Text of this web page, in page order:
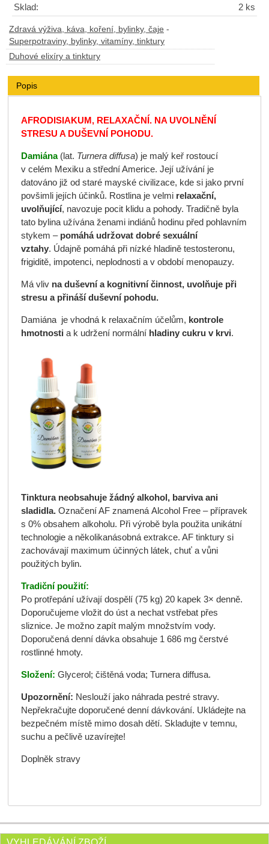
Sklad:
2 ks
Zdravá výživa, káva, koření, bylinky, čaje -
Superpotraviny, bylinky, vitamíny, tinktury
Duhové elixíry a tinktury
Popis
AFRODISIAKUM, RELAXAČNÍ. NA UVOLNĚNÍ
STRESU A DUŠEVNÍ POHODU.
Damiána(lat. Turnera diffusa) je malý keř rostoucí
v celém Mexiku a střední Americe. Její užívání je
datováno již od staré mayské civilizace, kde si jako první
povšimli jejích účinků. Rostlina je velmi relaxační,
uvolňující, navozuje pocit klidu a pohody. Tradičně byla
tato bylina užívána ženami indiánů hodinu před pohlavním
stykem – pomáhá udržovat dobré sexuální
vztahy. Údajně pomáhá při nízké hladině testosteronu,
frigiditě, impotenci, neplodnosti a v období menopauzy.
Má vlivna duševní a kognitivní činnost, uvolňuje při
stresu a přináší duševní pohodu.
Damiána je vhodná k relaxačním účelům, kontrole
hmotnosti a k udržení normální hladiny cukru v krvi.
Tinktura neobsahuje žádný alkohol, barviva ani
sladidla. Označení AF znamená Alcohol Free – přípravek
s 0% obsahem alkoholu. Při výrobě byla použita unikátní
technologie a několikanásobná extrakce. AF tinktury si
zachovávají maximum účinných látek, chuť a vůni
použitých bylin.
Tradiční použití:
Po protřepání užívají dospělí (75 kg) 20 kapek 3× denně.
Doporučujeme vložit do úst a nechat vstřebat přes
sliznice. Je možno zapít malým množstvím vody.
Doporučená denní dávka obsahuje 1 686 mg čerstvé
rostlinné hmoty.
Složení: Glycerol; čištěná voda; Turnera diffusa.
Upozornění: Neslouží jako náhrada pestré stravy.
Nepřekračujte doporučené denní dávkování. Ukládejte na
bezpečném místě mimo dosah dětí. Skladujte v temnu,
suchu a pečlivě uzavírejte!
Doplněk stravy